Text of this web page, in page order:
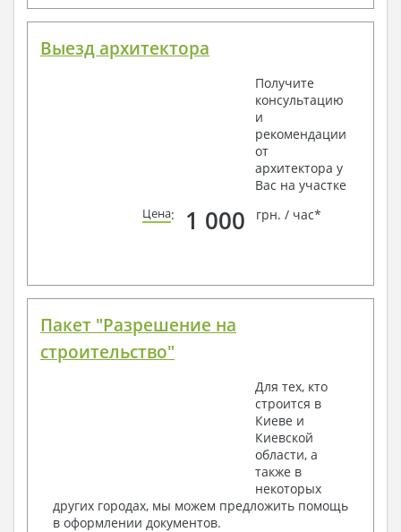
Выезд архитектора
Получите
консультацию
и
рекомендации
от
архитектора у
Вас на участке
Цена: 1 000 грн. / час*
Пакет "Разрешение на
строительство"
Для тех, кто
строится в
Киеве и
Киевской
области, а
также в
некоторых
других городах, мы можем предложить помощь
в оформлении документов.